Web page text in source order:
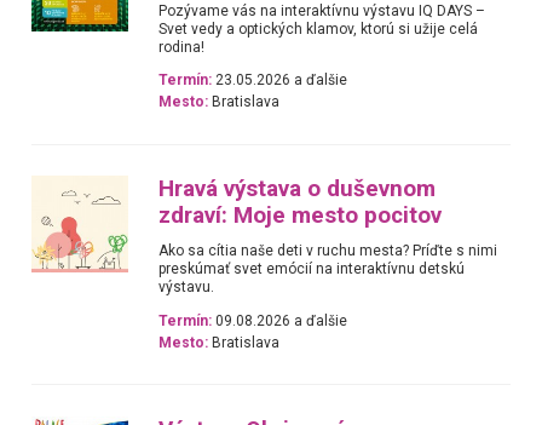
Pozývame vás na interaktívnu výstavu IQ DAYS –
Svet vedy a optických klamov, ktorú si užije celá
rodina!
Termín: 23.05.2026 a ďalšie
Mesto: Bratislava
Hravá výstava o duševnom
zdraví: Moje mesto pocitov
Ako sa cítia naše deti v ruchu mesta? Príďte s nimi
preskúmať svet emócií na interaktívnu detskú
výstavu.
Termín: 09.08.2026 a ďalšie
Mesto: Bratislava